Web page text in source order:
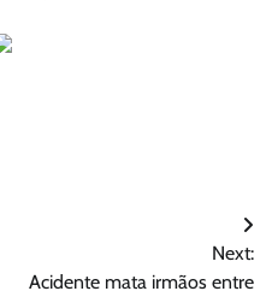
Next:
Acidente mata irmãos entre